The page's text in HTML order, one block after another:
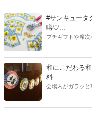
#サンキュータ
噂♡...
プチギフトや席次
はほとんどの花
ま、付いてた方
タグアイデア、探
和にこだわる
料...
会場内がガラッと
で既に完成され